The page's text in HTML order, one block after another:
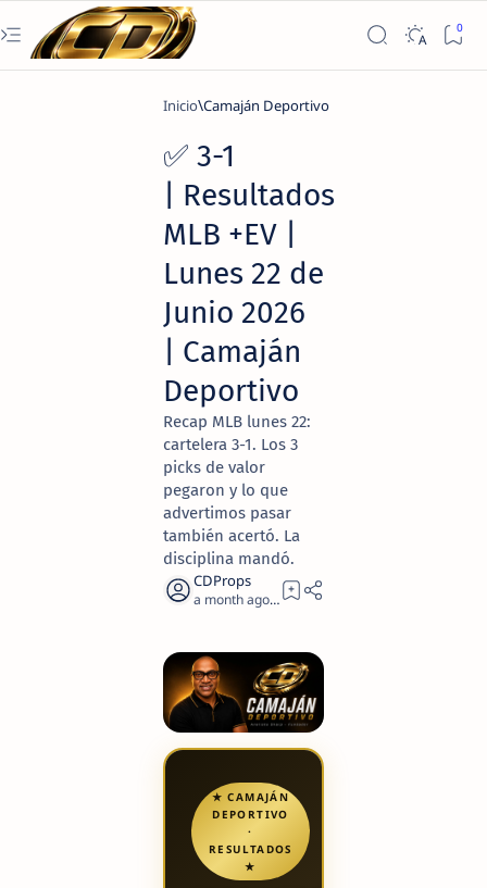
Inicio Camaján Deportivo
✅ 3-1
| Resultados
MLB +EV |
Lunes 22 de
Junio 2026
| Camaján
Deportivo
Recap MLB lunes 22:
cartelera 3-1. Los 3
picks de valor
pegaron y lo que
advertimos pasar
también acertó. La
disciplina mandó.
a month ago5
★ CAMAJÁN
DEPORTIVO
·
RESULTADOS
★